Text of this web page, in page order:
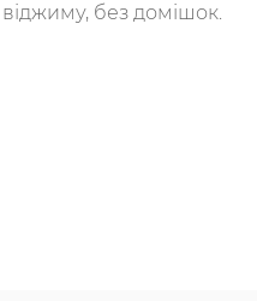
віджиму, без домішок.